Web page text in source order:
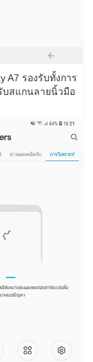
A7 รองรับทั้งการ
บสแกนลายนิ้วมือ